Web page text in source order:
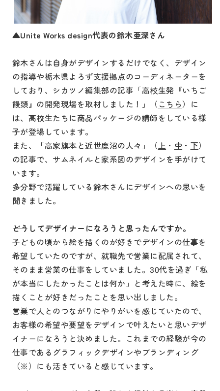
▲Unite Works design代表の鈴木亜深さん
鈴木さんは自身がデザインするだけでなく、デザイン
の指導や栃木県よろず支援拠点のコーディネーターを
しており、シカツノ編集部の記事「高校生発『いちご
饅頭』の開発現場を取材しました！」（ こちら）に
は、高校生たちに商品パッケージの講師をしている様
子が登場しています。
また、「高家旗本と近世鹿沼の人々」（上 ・ 中 ・ 下）
の記事で、サムネイルと家系図のデザインを手がけて
います。
多分野で活躍している鈴木さんにデザインへの思いを
聞きました。
どうしてデザイナーになろうと思ったんですか。
子どもの頃から絵を描くのが好きでデザインの仕事を
希望していたのですが、就職先で営業に配属されて、
そのまま営業の仕事をしていました。30代を過ぎ「私
が本当にしたかったことは何か」と考えた時に、絵を
描くことが好きだったことを思い出しました。
営業で人とのつながりにやりがいを感じていたので、
お客様の希望や要望をデザインで叶えたいと思いデザ
イナーになろうと決めました。これまでの経験が今の
仕事であるグラフィックデザインやブランディング
（※）にも活きていると感じています。